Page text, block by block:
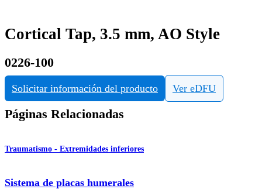
Cortical Tap, 3.5 mm, AO Style
0226-100
Solicitar información del producto Ver eDFU
Páginas Relacionadas
Traumatismo - Extremidades inferiores
Sistema de placas humerales